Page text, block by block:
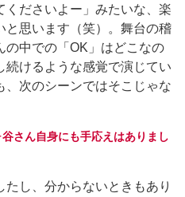
くださいよー」みたいな、楽
と思います（笑）。舞台の稽
の中での「OK」はどこなの
けるような感覚で演じてい
、次のシーンではそこじゃな
さん自身にも手応えはありまし
し、分からないときもあり